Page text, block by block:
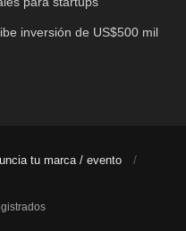
inversión de US$500 mil
tu marca / evento